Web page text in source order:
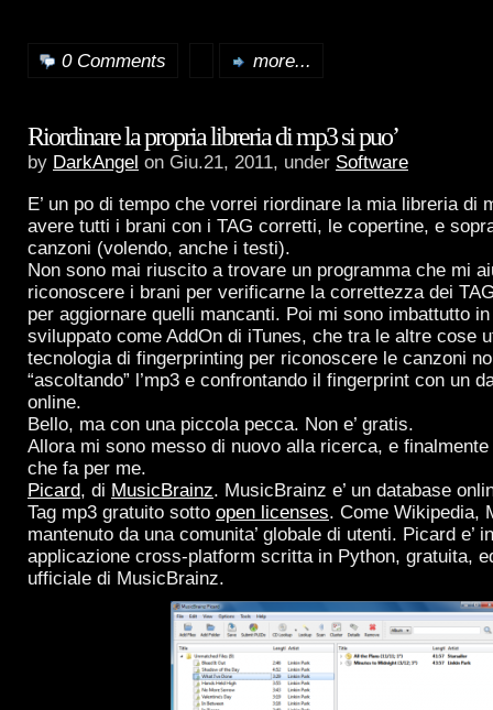
0 Comments more...
Riordinare la propria libreria di mp3 si puo’
by DarkAngel on Giu.21, 2011, under Software
E’ un po di tempo che vorrei riordinare la mia libreria di
avere tutti i brani con i TAG corretti, le copertine, e
canzoni (volendo, anche i testi).
Non sono mai riuscito a trovare un programma che mi
riconoscere i brani per verificarne la correttezza dei
per aggiornare quelli mancanti. Poi mi sono imbattutto
sviluppato come AddOn di iTunes, che tra le altre cose
tecnologia di fingerprinting per riconoscere le canzoni
“ascoltando” l’mp3 e confrontando il fingerprint con un
online.
Bello, ma con una piccola pecca. Non e’ gratis.
Allora mi sono messo di nuovo alla ricerca, e
che fa per me.
Picard, di MusicBrainz. MusicBrainz e’ un database
Tag mp3 gratuito sotto open licenses. Come Wikipedia,
mantenuto da una comunita’ globale di utenti. Picard e’
applicazione cross-platform scritta in Python, gratuita,
ufficiale di MusicBrainz.